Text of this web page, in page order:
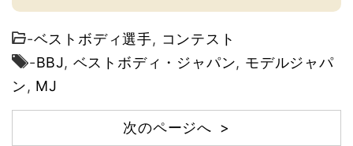
-ベストボディ選手, コンテスト
-BBJ, ベストボディ・ジャパン, モデルジャパ
ン, MJ
次のページへ >